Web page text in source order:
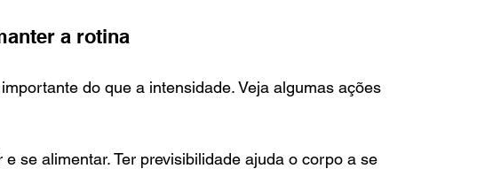
a rotina
do que a intensidade. Veja algumas ações
e se alimentar. Ter previsibilidade ajuda o corpo a se